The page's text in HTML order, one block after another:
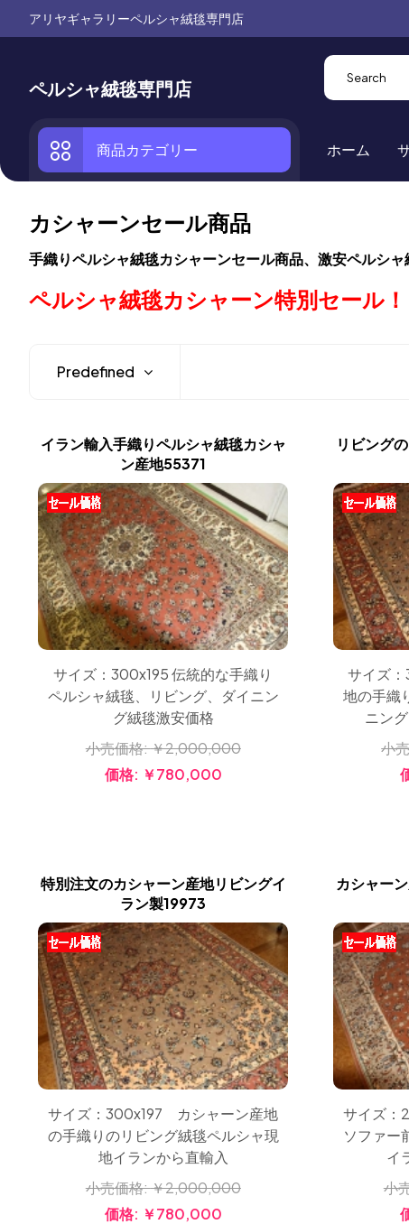
アリヤギャラリーペルシャ絨毯専門店
ペルシャ絨毯専門店
商品カテゴリー ホーム
カシャーンセール商品
手織りペルシャ絨毯カシャーンセール商品、激安ペルシ
ペルシャ絨毯カシャーン特別セール！
イラン輸入手織りペルシャ絨毯カシャ
ン産地55371
サイズ：300x195 伝統的な手織り
ペルシャ絨毯、リビング、ダイニン
グ絨毯激安価格
小売価格:￥2,000,000
価格: ￥780,000
リビング
サイズ
地の手織
ニン
小
特別注文のカシャーン産地リビングイ
ラン製19973
サイズ：300x197 カシャーン産地
の手織りのリビング絨毯ペルシャ現
地イランから直輸入
小売価格:￥2,000,000
価格: ￥780,000
カシャー
サイズ：
ソファー
イ
小